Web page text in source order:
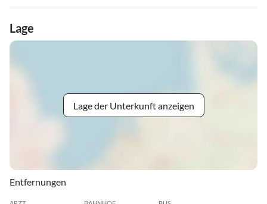
Lage
Lage der Unterkunft anzeigen
Entfernungen